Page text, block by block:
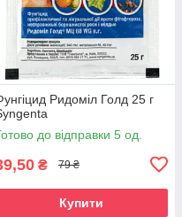
Ридоміл Голд 25 г
до відправки 5 од.
₴ 79 ₴
Купити